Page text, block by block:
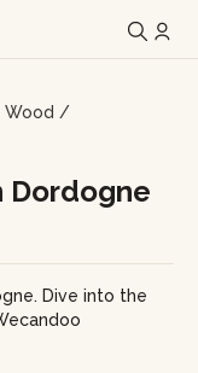
Wood /
Dordogne
Dive into the